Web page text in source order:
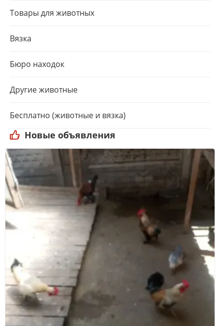
Новые объявления
Товары для животных
Вязка
Бюро находок
Другие животные
Бесплатно (животные и вязка)